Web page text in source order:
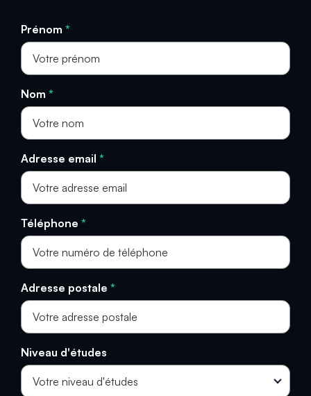
Prénom *
Nom *
Adresse email *
Téléphone *
Adresse postale *
Niveau d'études